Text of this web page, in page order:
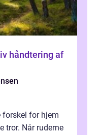
håndtering af
forskel for hjem
tror. Når ruderne